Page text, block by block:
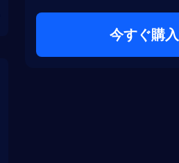
今すぐ購入